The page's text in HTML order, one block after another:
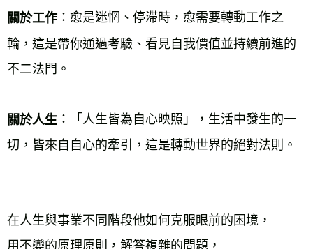
關於工作 ：愈是迷惘、停滯時，愈需要轉動工作之
輪，這是帶你通過考驗、看見自我價值並持續前進的
不二法門。
關於人生 ：「人生皆為自心映照」，生活中發生的一
切，皆來自自心的牽引，這是轉動世界的絕對法則。
在人生與事業不同階段他如何克服眼前的困境，
用不變的原理原則，解答複雜的問題，